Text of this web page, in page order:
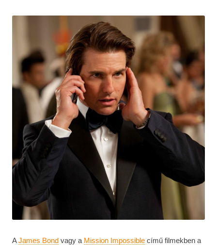
AJames Bond vagy a Mission Impossible című filmekben a